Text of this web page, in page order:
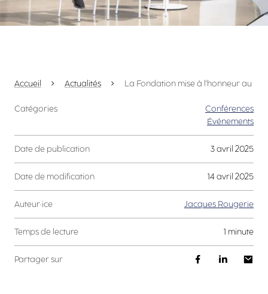
Accueil Actualités La Fondation mise à l'honneur au
Catégories
Conférences
Événements
Date de publication 3 avril 2025
Date de modification 14 avril 2025
Auteur·ice Jacques Rougerie
Temps de lecture 1 minute
Partager sur